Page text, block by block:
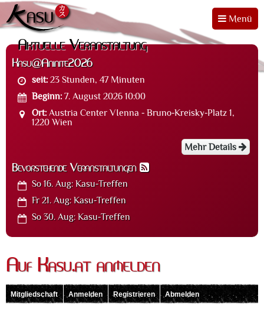
Menü
Aktuelle Veranstaltung
Kasu@Aninite2026
seit: 23 Stunden, 47 Minuten
Beginn: 7. August 2026 10:00
Ort: Austria Center VIenna - Bruno-Kreisky-Platz 1,
1220 Wien
Mehr Details
Bevorstehende Veranstaltungen
So 16. Aug:Kasu-Treffen
Fr 21. Aug:Kasu-Treffen
So 30. Aug:Kasu-Treffen
Auf Kasu.at anmelden
Mitgliedschaft Anmelden Registrieren Abmelden